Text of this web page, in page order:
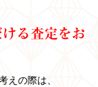
る査定をお
えの際は、